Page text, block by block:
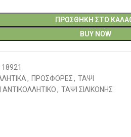
ΠΡΟΣΘΉΚΗ ΣΤΟ
BUY NOW
18921
, ΠΡΟΣΦΟΡΕΣ, ΤΑΨΙ
ΑΝΤΙΚΟΛΛΗΤΙΚΟ, ΤΑΨΙ ΣΙΛΙΚΟΝΗΣ